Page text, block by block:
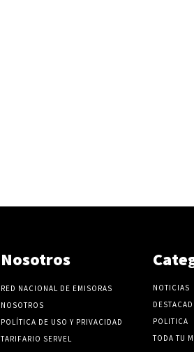
Nosotros
RED NACIONAL DE EMISORAS
NOSOTROS
POLÍTICA DE USO Y PRIVACIDAD
TARIFARIO SERVEL
NOTICIAS
POLITICA
TODA TU